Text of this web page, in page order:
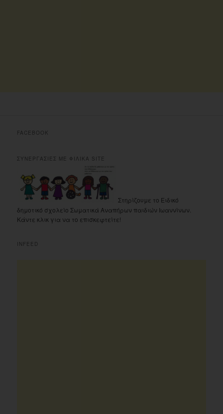
FACEBOOK
ΣΥΝΕΡΓΑΣΙΕΣ ΜΕ ΦΙΛΙΚΑ SITE
Στηρίζουμε το Ειδικό
δημοτικό σχολείο Σωματικά Αναπήρων παιδιών Ιωαννίνων.
Κάντε κλικ για να το επισκεφτείτε!
INFEED